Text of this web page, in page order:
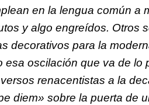
en la lengua común a
y algo engreídos. Otros
decorativos para la
oscilación que va de lo
renacentistas a la
diem» sobre la puerta de